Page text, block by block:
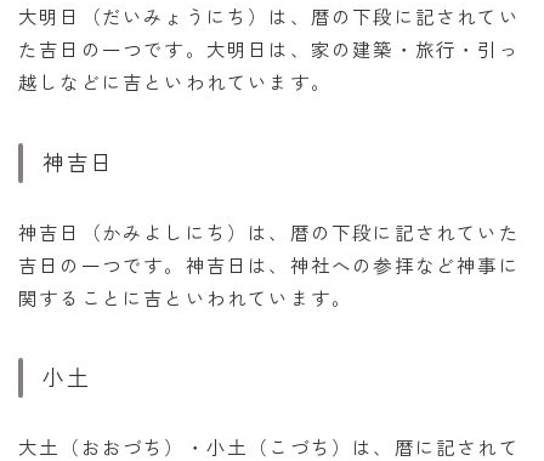
大明日（だいみょうにち）は、暦の下段に記されてい
た吉日の一つです。大明日は、家の建築・旅行・引っ
越しなどに吉といわれています。
神吉日
神吉日（かみよしにち）は、暦の下段に記されていた
吉日の一つです。神吉日は、神社への参拝など神事に
関することに吉といわれています。
小土
大土（おおづち）・小土（こづち）は、暦に記されて